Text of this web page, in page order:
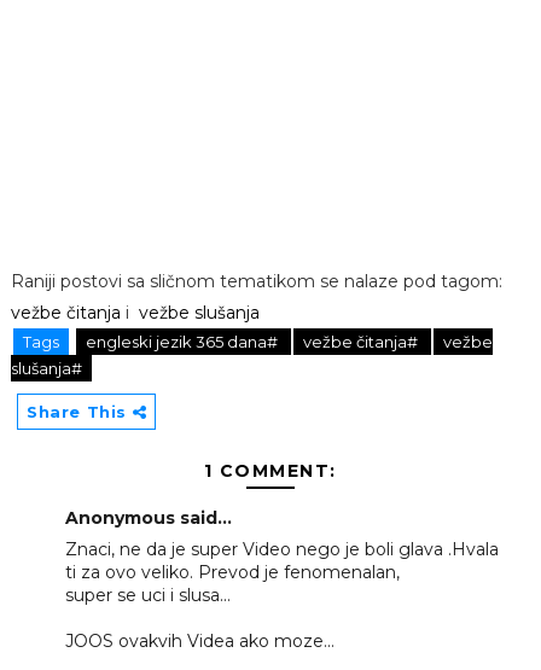
Raniji postovi sa sličnom tematikom se nalaze pod tagom:
vežbe čitanja i vežbe slušanja
Tags engleski jezik 365 dana# vežbe čitanja#
vežbe
slušanja#
Share This
1 COMMENT:
Anonymous said...
Znaci, ne da je super Video nego je boli glava .Hvala
ti za ovo veliko. Prevod je fenomenalan,
super se uci i slusa...
JOOS ovakvih Videa ako moze...